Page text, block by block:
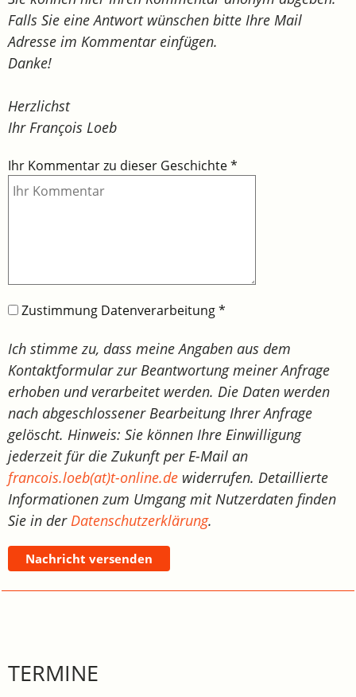
Falls Sie eine Antwort wünschen bitte Ihre Mail
Adresse im Kommentar einfügen.
Danke!
Herzlichst
Ihr François Loeb
Ihr Kommentar zu dieser Geschichte*
Zustimmung Datenverarbeitung*
Ich stimme zu, dass meine Angaben aus dem
Kontaktformular zur Beantwortung meiner Anfrage
erhoben und verarbeitet werden. Die Daten werden
nach abgeschlossener Bearbeitung Ihrer Anfrage
gelöscht. Hinweis: Sie können Ihre Einwilligung
jederzeit für die Zukunft per E-Mail an
francois.loeb(at)t-online.de widerrufen. Detaillierte
Informationen zum Umgang mit Nutzerdaten finden
Sie in derDatenschutzerklärung.
Nachricht versenden
TERMINE